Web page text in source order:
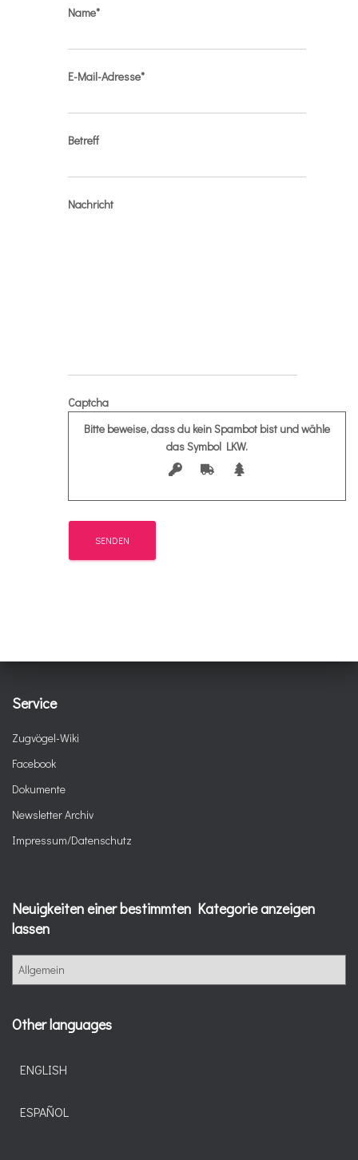
Name*
E-Mail-Adresse*
Betreff
Nachricht
Captcha
Bitte beweise, dass du kein Spambot bist und wähle
das Symbol LKW.
Service
Zugvögel-Wiki
Facebook
Dokumente
Newsletter Archiv
Impressum/Datenschutz
Neuigkeiten einer bestimmten Kategorie anzeigen
lassen
g
Other languages
ENGLISH
ESPAÑOL